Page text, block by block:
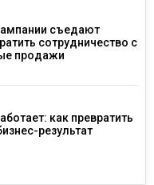
съедают
сотрудничество с
продажи
как превратить
результат